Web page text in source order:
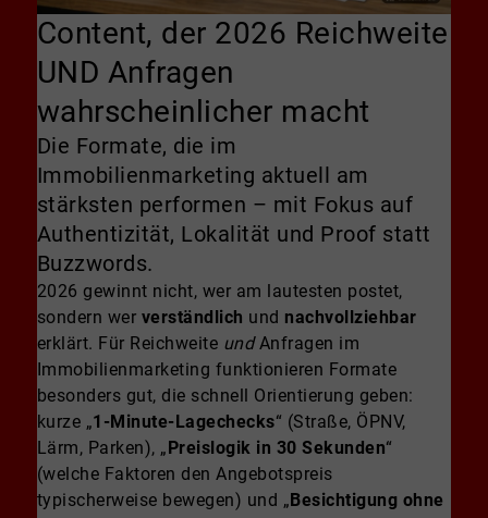
Content, der 2026 Reichweite
UND Anfragen
wahrscheinlicher macht
Die Formate, die im
Immobilienmarketing aktuell am
stärksten performen – mit Fokus auf
Authentizität, Lokalität und Proof statt
Buzzwords.
2026 gewinnt nicht, wer am lautesten postet,
sondern wer verständlich und nachvollziehbar
erklärt. Für Reichweite undAnfragen im
Immobilienmarketing funktionieren Formate
besonders gut, die schnell Orientierung geben:
kurze „1-Minute-Lagechecks“ (Straße, ÖPNV,
Lärm, Parken), „Preislogik in 30 Sekunden“
(welche Faktoren den Angebotspreis
typischerweise bewegen) und „Besichtigung ohne